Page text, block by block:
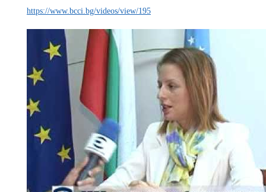
https://www.bcci.bg/videos/view/195